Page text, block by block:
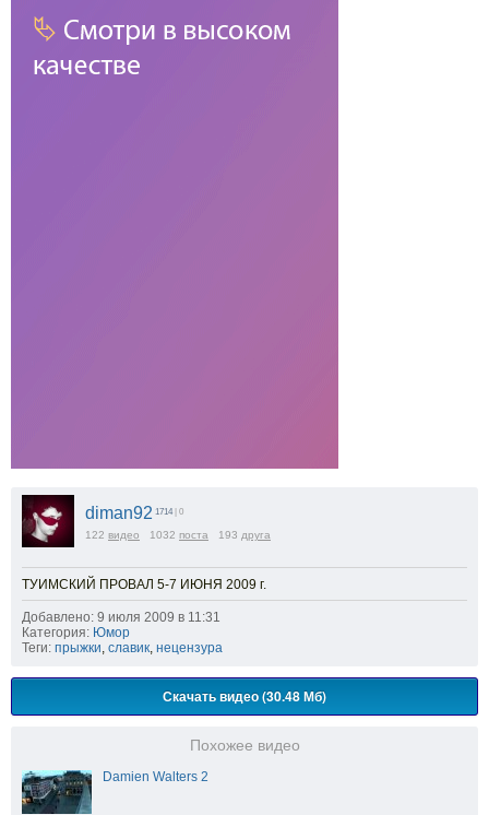
diman92 1714 | 0
122 видео 1032 поста 193 друга
ТУИМСКИЙ ПРОВАЛ 5-7 ИЮНЯ 2009 г.
Добавлено: 9 июля 2009 в 11:31
Категория: Юмор
Теги: прыжки славик нецензура
Скачать видео (30.48 Мб)
Похожее видео
Damien Walters 2